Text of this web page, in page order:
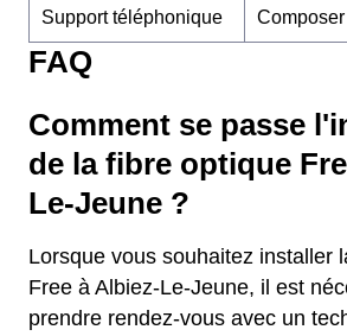
Support téléphonique
FAQ
Comment se passe
de la fibre optique
Le-Jeune ?
Lorsque vous souhaitez installer
Free à Albiez-Le-Jeune, il est
prendre rendez-vous avec un